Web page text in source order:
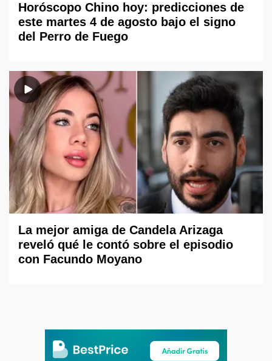
Horóscopo Chino hoy: predicciones de
este martes 4 de agosto bajo el signo
del Perro de Fuego
La mejor amiga de Candela Arizaga
reveló qué le contó sobre el episodio
con Facundo Moyano